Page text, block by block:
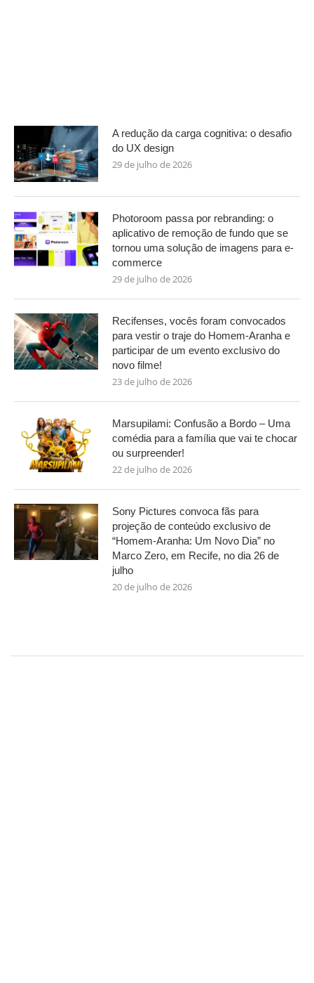
A redução da carga cognitiva: o desafio
do UX design
29 de julho de 2026
Photoroom passa por rebranding: o
aplicativo de remoção de fundo que se
tornou uma solução de imagens para e-
commerce
29 de julho de 2026
Recifenses, vocês foram convocados
para vestir o traje do Homem-Aranha e
participar de um evento exclusivo do
novo filme!
23 de julho de 2026
Marsupilami: Confusão a Bordo – Uma
comédia para a família que vai te chocar
ou surpreender!
22 de julho de 2026
Sony Pictures convoca fãs para
projeção de conteúdo exclusivo de
“Homem-Aranha: Um Novo Dia” no
Marco Zero, em Recife, no dia 26 de
julho
20 de julho de 2026